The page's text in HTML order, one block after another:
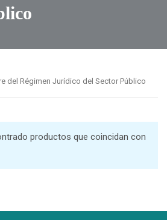
del Régimen Jurídico del Sector Público
productos que coincidan con